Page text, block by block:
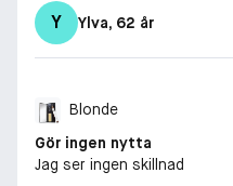
Y Ylva, 62 år
Blonde
Gör ingen nytta
Jag ser ingen skillnad